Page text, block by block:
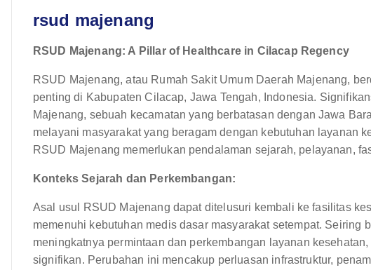
rsud majenang
RSUD Majenang: A Pillar of Healthcare in Cilacap Regency
RSUD Majenang, atau Rumah Sakit Umum Daerah Majenang,
penting di Kabupaten Cilacap, Jawa Tengah, Indonesia.
Majenang, sebuah kecamatan yang berbatasan dengan Jawa
melayani masyarakat yang beragam dengan kebutuhan layanan
RSUD Majenang memerlukan pendalaman sejarah, pelayanan,
Konteks Sejarah dan Perkembangan:
Asal usul RSUD Majenang dapat ditelusuri kembali ke fasilitas
memenuhi kebutuhan medis dasar masyarakat setempat. Seiring
meningkatnya permintaan dan perkembangan layanan
signifikan. Perubahan ini mencakup perluasan infrastruktur,